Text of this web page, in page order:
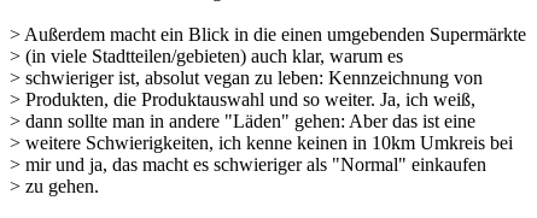
> Außerdem macht ein Blick in die einen umgebenden Supermärkte
> (in viele Stadtteilen/gebieten) auch klar, warum es
> schwieriger ist, absolut vegan zu leben: Kennzeichnung von
> Produkten, die Produktauswahl und so weiter. Ja, ich weiß,
> dann sollte man in andere "Läden" gehen: Aber das ist eine
> weitere Schwierigkeiten, ich kenne keinen in 10km Umkreis bei
> mir und ja, das macht es schwieriger als "Normal" einkaufen
> zu gehen.